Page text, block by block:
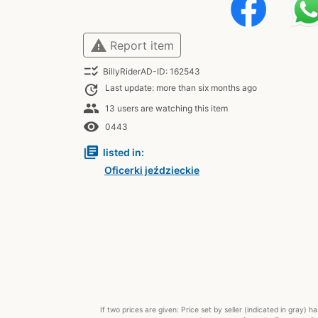
warning Report item
checklist_rtl BillyRiderAD-ID: 162543
update Last update: more than six months ago
people 13 users are watching this item
remove_red_eye 0443
library_books listed in:
Oficerki jeździeckie
If two prices are given: Price set by seller (indicated in gray)